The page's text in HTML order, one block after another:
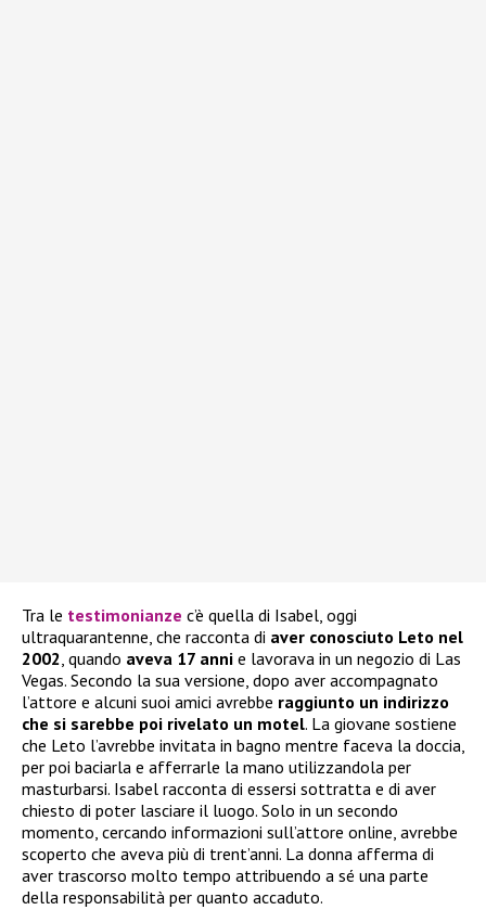
Tra le testimonianze c’è quella di Isabel, oggi
ultraquarantenne, che racconta di aver conosciuto Leto nel
2002, quando aveva 17 anni e lavorava in un negozio di Las
Vegas. Secondo la sua versione, dopo aver accompagnato
l’attore e alcuni suoi amici avrebbe raggiunto un indirizzo
che si sarebbe poi rivelato un motel. La giovane sostiene
che Leto l’avrebbe invitata in bagno mentre faceva la doccia,
per poi baciarla e afferrarle la mano utilizzandola per
masturbarsi. Isabel racconta di essersi sottratta e di aver
chiesto di poter lasciare il luogo. Solo in un secondo
momento, cercando informazioni sull’attore online, avrebbe
scoperto che aveva più di trent’anni. La donna afferma di
aver trascorso molto tempo attribuendo a sé una parte
della responsabilità per quanto accaduto.